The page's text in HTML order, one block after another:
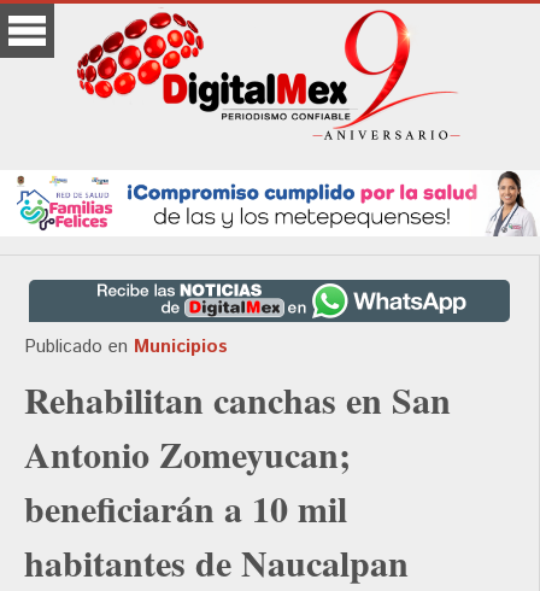
Publicado en Municipios
Rehabilitan canchas en San
Antonio Zomeyucan;
beneficiarán a 10 mil
habitantes de Naucalpan